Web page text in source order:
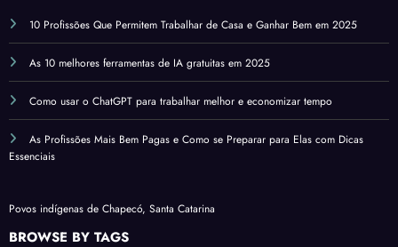
10 Profissões Que Permitem Trabalhar de Casa e Ganhar Bem em 2025
As 10 melhores ferramentas de IA gratuitas em 2025
Como usar o ChatGPT para trabalhar melhor e economizar tempo
As Profissões Mais Bem Pagas e Como se Preparar para Elas com Dicas
Essenciais
Povos indígenas de Chapecó, Santa Catarina
BROWSE BY TAGS